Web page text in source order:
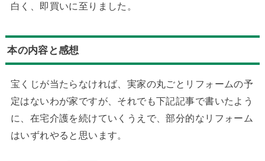
白く、即買いに至りました。
本の内容と感想
宝くじが当たらなければ、実家の丸ごとリフォームの予
定はないわが家ですが、それでも下記記事で書いたよう
に、在宅介護を続けていくうえで、部分的なリフォーム
はいずれやると思います。